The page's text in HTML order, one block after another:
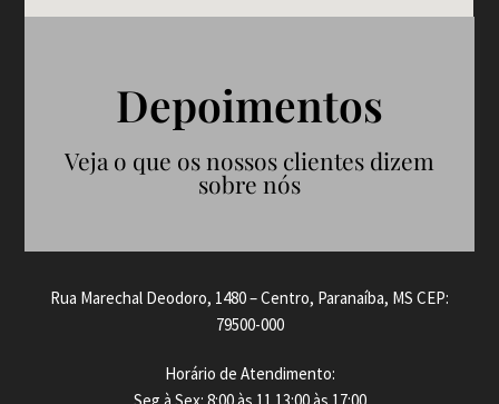
Depoimentos
Veja o que os nossos clientes dizem
sobre nós
Rua Marechal Deodoro, 1480 – Centro, Paranaíba, MS CEP:
79500-000
Horário de Atendimento: